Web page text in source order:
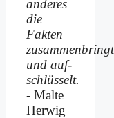
anderes
die
Fakten
zusammenbringt
und auf­
schlüsselt.
- Malte
Herwig